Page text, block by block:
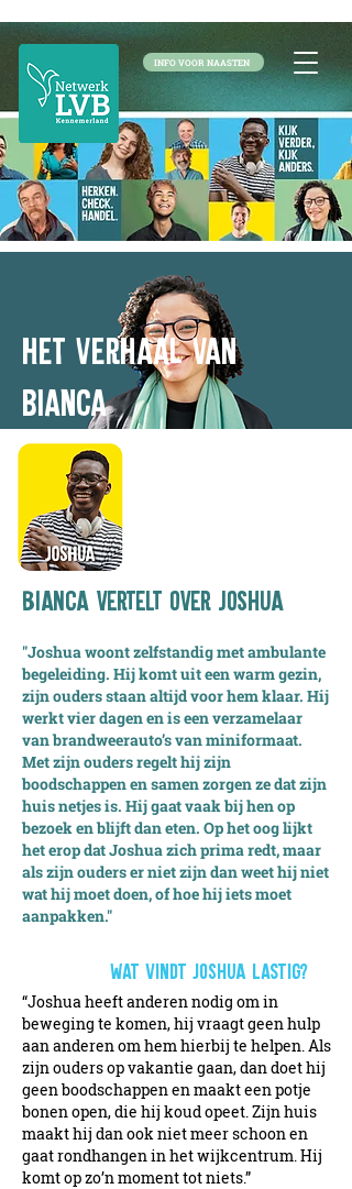
INFO VOOR NAASTEN
HET VERHAAL VAN
BIANCA
bianca vertelt over Joshua
"Joshua woont zelfstandig met ambulante
begeleiding. Hij komt uit een warm gezin,
zijn ouders staan altijd voor hem klaar. Hij
werkt vier dagen en is een verzamelaar
van brandweerauto’s van miniformaat.
Met zijn ouders regelt hij zijn
boodschappen en samen zorgen ze dat zijn
huis netjes is. Hij gaat vaak bij hen op
bezoek en blijft dan eten. Op het oog lijkt
het erop dat Joshua zich prima redt, maar
als zijn ouders er niet zijn dan weet hij niet
wat hij moet doen, of hoe hij iets moet
aanpakken."
WAT VINDT Joshua LASTIG?
“Joshua heeft anderen nodig om in
beweging te komen, hij vraagt geen hulp
aan anderen om hem hierbij te helpen. Als
zijn ouders op vakantie gaan, dan doet hij
geen boodschappen en maakt een potje
bonen open, die hij koud opeet. Zijn huis
maakt hij dan ook niet meer schoon en
gaat rondhangen in het wijkcentrum. Hij
komt op zo’n moment tot niets.”